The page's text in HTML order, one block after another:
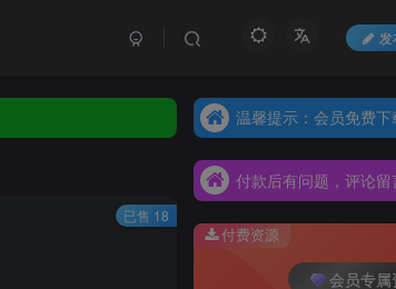
已售 18
温馨提示：会员免费
温馨提示：会员免费下
付款后有问题，评论
付款后有问题，评论
付款后有问题，评论
付费资源
会员专属